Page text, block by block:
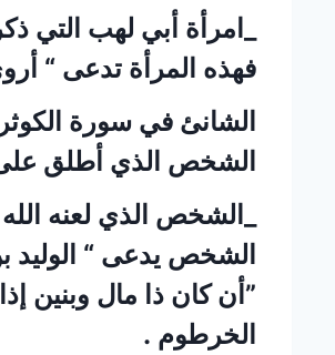
_امرأة أبي لهب
فهذه المرأة تدعى “
الشانئ في سورة
الشخص الذي أطلق على
_الشخص الذي لعنه
الشخص يدعى “ الوليد
”أن كان ذا مال وبنين
الخرطوم .